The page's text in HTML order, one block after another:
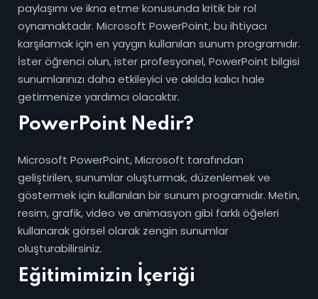
paylaşımı ve ikna etme konusunda kritik bir rol
oynamaktadır. Microsoft PowerPoint, bu ihtiyacı
karşılamak için en yaygın kullanılan sunum programıdır.
İster öğrenci olun, ister profesyonel, PowerPoint bilgisi
sunumlarınızı daha etkileyici ve akılda kalıcı hale
getirmenize yardımcı olacaktır.
PowerPoint Nedir?
Microsoft PowerPoint, Microsoft tarafından
geliştirilen, sunumlar oluşturmak, düzenlemek ve
göstermek için kullanılan bir sunum programıdır. Metin,
resim, grafik, video ve animasyon gibi farklı öğeleri
kullanarak görsel olarak zengin sunumlar
oluşturabilirsiniz.
Eğitimimizin İçeriği